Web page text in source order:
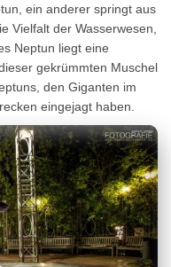
ein anderer springt aus
Vielfalt der Wasserwesen,
Neptun liegt eine
gekrümmten Muschel
den Giganten im
eingejagt haben.